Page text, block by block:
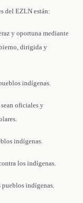
del EZLN están:
y oportuna mediante
dirigida y
indígenas.
oficiales y
indígenas.
los indígenas.
indígenas.